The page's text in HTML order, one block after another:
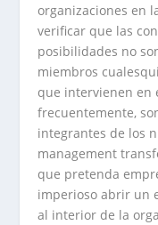
organizaciones en
verificar que las
posibilidades no
miembros
que intervienen en
frecuentemente,
integrantes de los
management
que pretenda
imperioso abrir un
al interior de la